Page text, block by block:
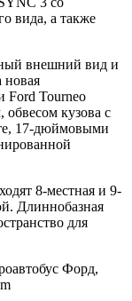
вида, а также
внешний вид и
новая
Ford Tourneo
кузова с
17-дюймовыми
8-местная и 9-
Длиннобазная
для